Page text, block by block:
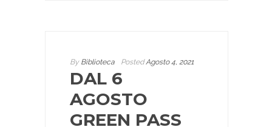
ByBiblioteca PostedAgosto 4, 2021
DAL 6
AGOSTO
GREEN PASS